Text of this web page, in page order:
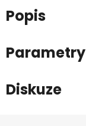
Popis
Parametry
Diskuze